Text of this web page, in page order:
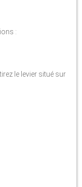
:
le levier situé sur